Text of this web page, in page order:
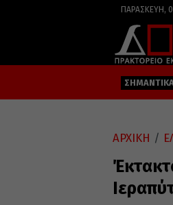
ΠΑΡΑΣΚΕΥΉ,
ΑΡΧΙΚΗ /